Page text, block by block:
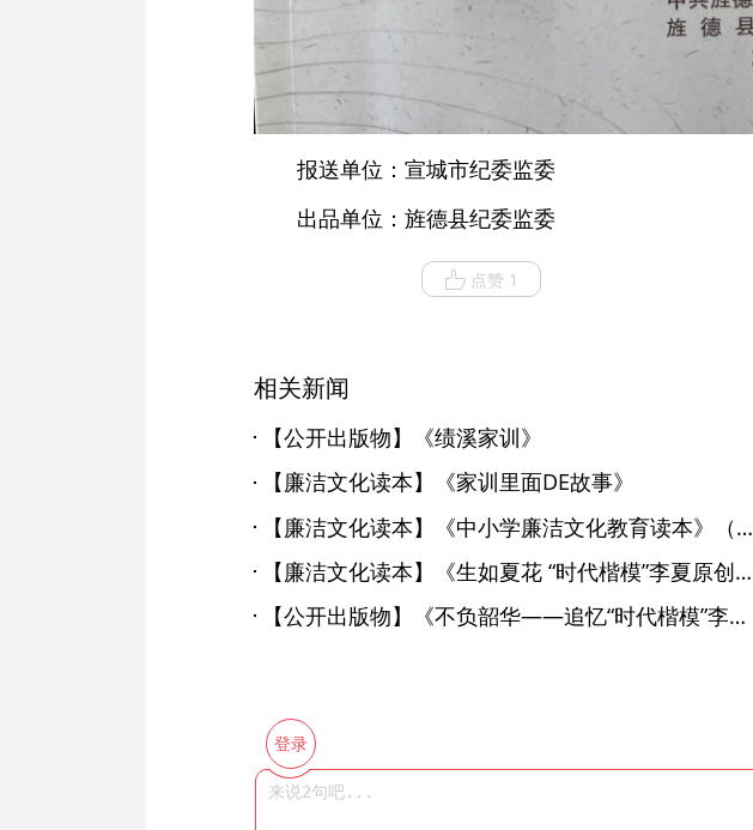
报送单位：宣城市纪委监委
出品单位：旌德县纪委监委
点赞 1
相关新闻
【公开出版物】《绩溪家训》
【廉洁文化读本】《家训里面DE故事》
【廉洁文化读本】《中小学廉洁文化教育读本》（初中版）
【廉洁文化读本】《生如夏花 “时代楷模”李夏原创作品集》
【公开出版物】《不负韶华——追忆“时代楷模”李夏》
登录